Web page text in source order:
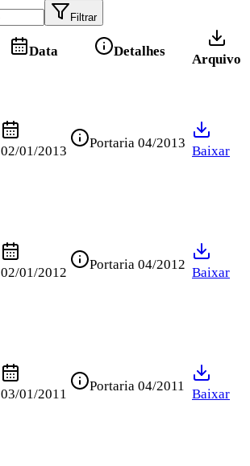
Filtrar
Data Detalhes
Arquivo
02/01/2013
Portaria 04/2013
Baixar
02/01/2012
Portaria 04/2012
Baixar
03/01/2011
Portaria 04/2011
Baixar